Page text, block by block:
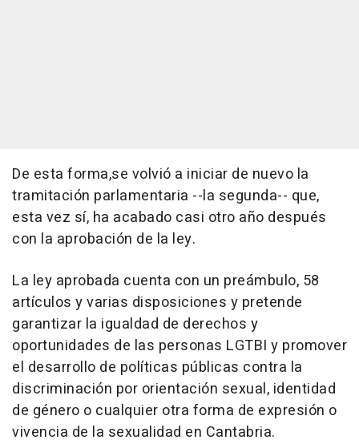
De esta forma,se volvió a iniciar de nuevo la
tramitación parlamentaria --la segunda-- que,
esta vez sí, ha acabado casi otro año después
con la aprobación de la ley.
La ley aprobada cuenta con un preámbulo, 58
artículos y varias disposiciones y pretende
garantizar la igualdad de derechos y
oportunidades de las personas LGTBI y promover
el desarrollo de políticas públicas contra la
discriminación por orientación sexual, identidad
de género o cualquier otra forma de expresión o
vivencia de la sexualidad en Cantabria.